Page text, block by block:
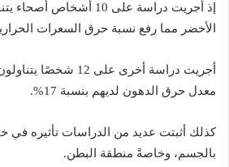
إذ أُجريت دراسة على 10
الأخضر مما رفع نسبة حرق السعرات الحرارية
أجريت دراسة أخرى على
معدل حرق الدهون لديهم بنسبة 17%.
كذلك أثبتت عديد من الدراسات تأثيره
بالجسم، وخاصةً منطقة البطن.